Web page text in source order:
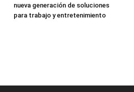
nueva generación de soluciones
para trabajo y entretenimiento